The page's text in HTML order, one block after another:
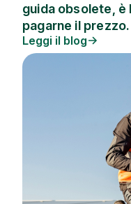
guida obsolete, è
pagarne il prezzo.
Leggi il blog